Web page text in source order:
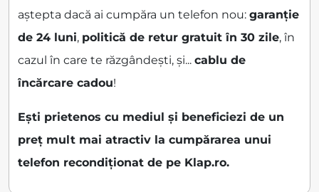
aștepta dacă ai cumpăra un telefon nou: garanție
de 24 luni, politică de retur gratuit în 30 zile, în
cazul în care te răzgândești, și... cablu de
încărcare cadou!
Ești prietenos cu mediul și beneficiezi de un
preț mult mai atractiv la cumpărarea unui
telefon recondiționat de pe Klap.ro.